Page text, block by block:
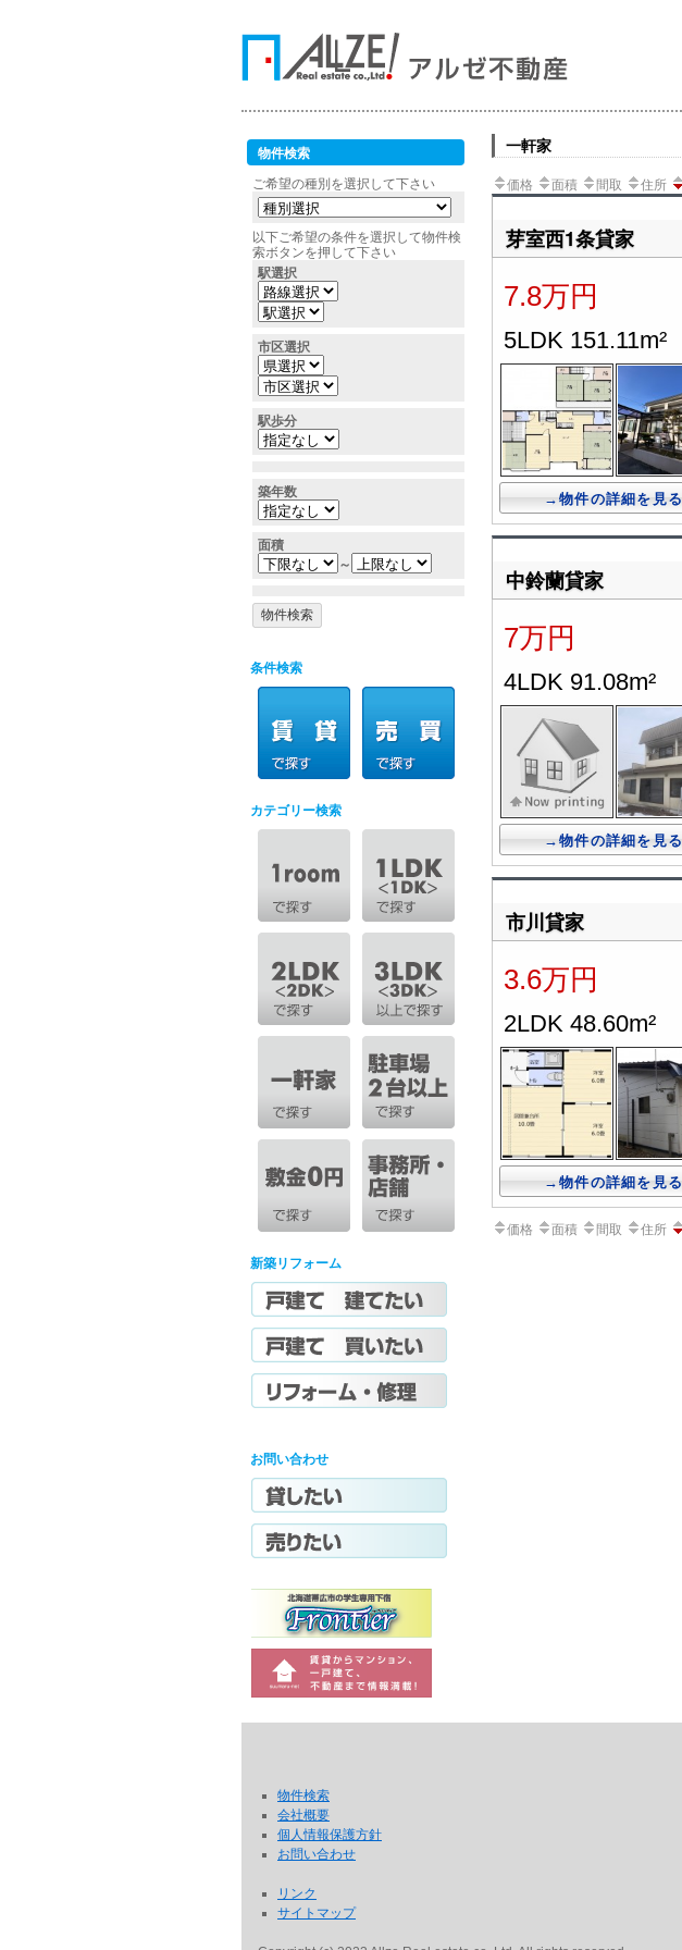
一軒家
価格 面積 間取 住所
芽室西1条貸家
7.8万円
5LDK 151.11m²
→物件の詳細を見る
中鈴蘭貸家
7万円
4LDK 91.08m²
→物件の詳細を見る
市川貸家
3.6万円
2LDK 48.60m²
→物件の詳細を見る
価格 面積 間取 住所
物件検索
ご希望の種別を選択して下さい
以下ご希望の条件を選択して物件検
索ボタンを押して下さい
駅選択
市区選択
駅歩分
築年数
面積
～
条件検索
カテゴリー検索
新築リフォーム
お問い合わせ
物件検索
会社概要
個人情報保護方針
お問い合わせ
リンク
サイトマップ